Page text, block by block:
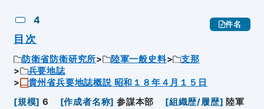
4 件名
目次
防衛省防衛研究所 陸軍一般史料
支那
兵要地誌
貴州省兵要地誌概説 昭和１８年４月１５日
[規模] 6 [作成者名称] 参謀本部 [組織歴/履歴] 陸軍